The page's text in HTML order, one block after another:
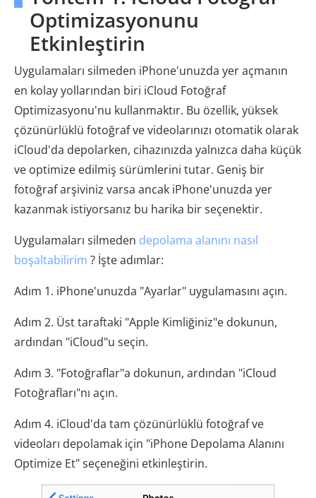
Optimizasyonunu
Etkinleştirin
Uygulamaları silmeden iPhone'unuzda yer açmanın
en kolay yollarından biri iCloud Fotoğraf
Optimizasyonu'nu kullanmaktır. Bu özellik, yüksek
çözünürlüklü fotoğraf ve videolarınızı otomatik olarak
iCloud'da depolarken, cihazınızda yalnızca daha küçük
ve optimize edilmiş sürümlerini tutar. Geniş bir
fotoğraf arşiviniz varsa ancak iPhone'unuzda yer
kazanmak istiyorsanız bu harika bir seçenektir.
Uygulamaları silmeden depolama alanını nasıl
boşaltabilirim ? İşte adımlar:
Adım 1. iPhone'unuzda "Ayarlar" uygulamasını açın.
Adım 2. Üst taraftaki "Apple Kimliğiniz"e dokunun,
ardından "iCloud"u seçin.
Adım 3. "Fotoğraflar"a dokunun, ardından "iCloud
Fotoğrafları"nı açın.
Adım 4. iCloud'da tam çözünürlüklü fotoğraf ve
videoları depolamak için "iPhone Depolama Alanını
Optimize Et" seçeneğini etkinleştirin.